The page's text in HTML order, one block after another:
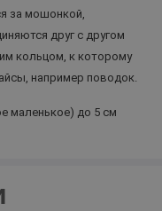
за мошонкой,
друг с другом
кольцом, к которому
например поводок.
маленькое) до 5 см